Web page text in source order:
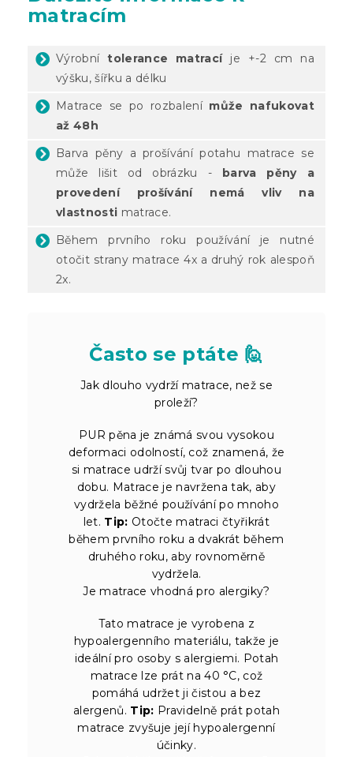
matracím
Výrobnítolerance matracíje +-2 cm na
výšku, šířku a délku
Matrace se po rozbalenímůže nafukovat
až 48h
Barva pěny a prošívání potahu matrace se
může lišit od obrázku - barva pěny a
provedení prošívání nemá vliv na
vlastnosti matrace.
Během prvního roku používání je nutné
otočit strany matrace 4x a druhý rok alespoň
2x.
Často se ptáte 🙋
Jak dlouho vydrží matrace, než se
proleží?
PUR pěna je známá svou vysokou
deformaci odolností, což znamená, že
si matrace udrží svůj tvar po dlouhou
dobu. Matrace je navržena tak, aby
vydržela běžné používání po mnoho
let. Tip: Otočte matraci čtyřikrát
během prvního roku a dvakrát během
druhého roku, aby rovnoměrně
vydržela.
Je matrace vhodná pro alergiky?
Tato matrace je vyrobena z
hypoalergenního materiálu, takže je
ideální pro osoby s alergiemi. Potah
matrace lze prát na 40 °C, což
pomáhá udržet ji čistou a bez
alergenů. Tip: Pravidelně prát potah
matrace zvyšuje její hypoalergenní
účinky.